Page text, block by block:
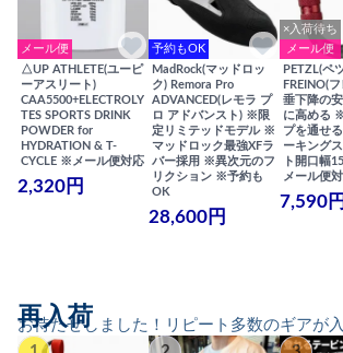
メール便
△UP ATHLETE(ユーピ
ーアスリート)
CAA5500+ELECTROLY
TES SPORTS DRINK
POWDER for
HYDRATION & T-
CYCLE ※メール便対応
2,320円
予約もOK
MadRock(マッドロッ
ク) Remora Pro
ADVANCED(レモラ プ
ロ アドバンスト) ※限
定リミテッドモデル ※
マッドロック最強XFラ
バー採用 ※異次元のフ
リクション ※予約も
OK
28,600円
×入荷待ち
メール便
PETZL(ペ
FREINO(
垂下降の
に高める
プを通せ
ーキング
ト開口幅
メール便
7,590円
お待たせしました！リピート多数のギアが
再入荷